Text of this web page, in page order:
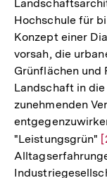
Hochschule für
Konzept einer
vorsah, die
Grünflächen und
Landschaft in
zunehmenden
"Leistungsgrün"